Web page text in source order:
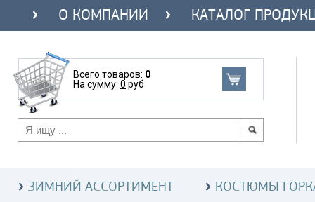
О КОМПАНИИ КАТАЛОГ
Всего товаров: 0
На сумму: 0 руб
ЗИМНИЙ АССОРТИМЕНТ
КОСТЮМЫ